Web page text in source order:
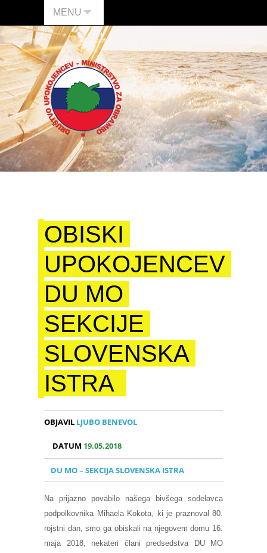
MENU
OBISKI
UPOKOJENCEV
DU MO
SEKCIJE
SLOVENSKA
ISTRA
OBJAVIL LJUBO BENEVOL
DATUM 19.05.2018
DU MO – SEKCIJA SLOVENSKA ISTRA
Na prijazno povabilo našega bivšega sodelavca
podpolkovnika Mihaela Kokota, ki je praznoval 80.
rojstni dan, smo ga obiskali na njegovem domu 16.
maja 2018, nekateri člani predsedstva DU MO